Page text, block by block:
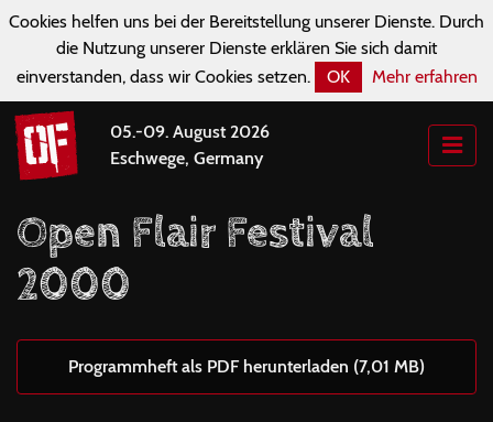
Cookies helfen uns bei der Bereitstellung unserer Dienste. Durch
die Nutzung unserer Dienste erklären Sie sich damit
einverstanden, dass wir Cookies setzen.
OK Mehr erfahren
05.-09. August 2026
Eschwege, Germany
Open Flair Festival
2000
Programmheft als PDF herunterladen (7,01 MB)